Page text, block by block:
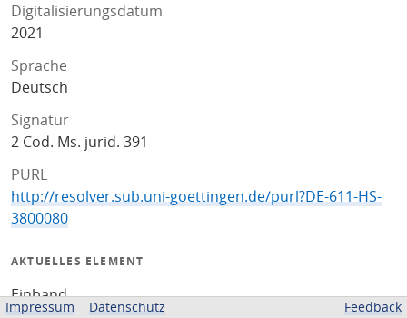
Digitalisierungsdatum
2021
Sprache
Deutsch
Signatur
2 Cod. Ms. jurid. 391
PURL
http://resolver.sub.uni-goettingen.de/purl?DE-611-HS-
3800080
AKTUELLES ELEMENT
Einband
Impressum Datenschutz Feedback